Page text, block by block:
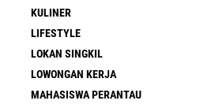
KULINER
LIFESTYLE
LOKAN SINGKIL
LOWONGAN KERJA
MAHASISWA PERANTAU